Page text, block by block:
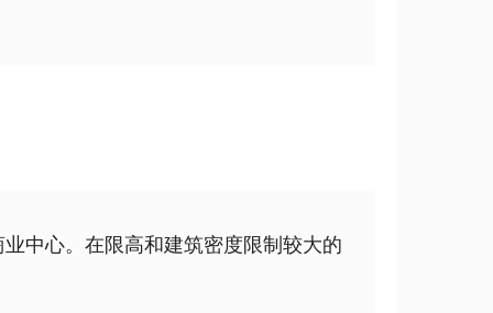
中心。在限高和建筑密度限制较大的